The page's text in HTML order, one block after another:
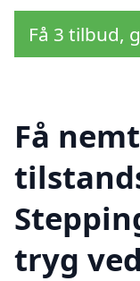
Få 3 tilbud,
Få
tryg ved